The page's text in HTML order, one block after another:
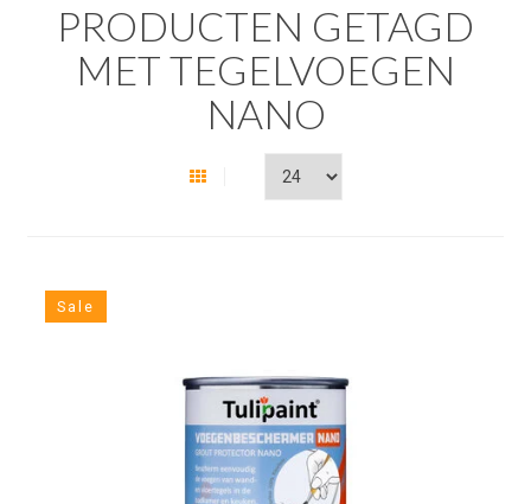
PRODUCTEN GETAGD
MET TEGELVOEGEN
NANO
Sale